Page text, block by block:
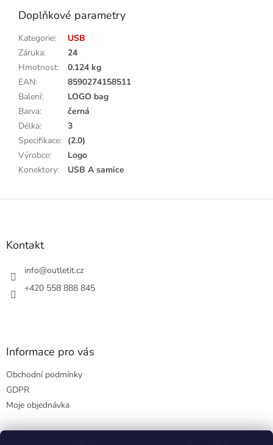
Doplňkové parametry
Kategorie:
USB
Záruka:
24
Hmotnost:
0.124 kg
EAN:
8590274158511
Balení:
LOGO bag
Barva:
černá
Délka:
3
Specifikace: (2.0)
Výrobce:
Logo
Konektory: USB A samice
Z
Kontakt
info@outletit.cz
+420 558 888 845
Informace pro vás
Obchodní podmínky
GDPR
Moje objednávka